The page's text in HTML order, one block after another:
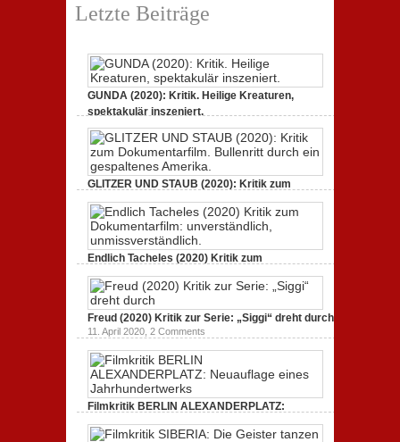
Letzte Beiträge
GUNDA (2020): Kritik. Heilige Kreaturen,
spektakulär inszeniert.
GLITZER UND STAUB (2020): Kritik zum
Dokumentarfilm. Bullenritt durch ein
gespaltenes Amerika.
3. Oktober 2020,2 Comments
Endlich Tacheles (2020) Kritik zum
Dokumentarfilm: unverständlich,
unmissverständlich.
19. Mai 2020,0 Comments
Freud (2020) Kritik zur Serie: „Siggi“ dreht durch
11. April 2020, 2 Comments
Filmkritik BERLIN ALEXANDERPLATZ:
Neuauflage eines Jahrhundertwerks
1. März 2020,2 Comments